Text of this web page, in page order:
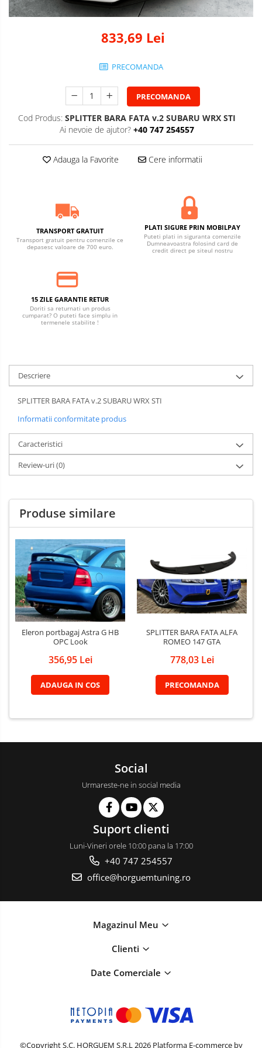
833,69 Lei
PRECOMANDA
PRECOMANDA
Cod Produs: SPLITTER BARA FATA v.2 SUBARU WRX STI
Ai nevoie de ajutor? +40 747 254557
Adauga la Favorite Cere informatii
TRANSPORT GRATUIT
Transport gratuit pentru comenzile ce
depasesc valoare de 700 euro.
PLATI SIGURE PRIN MOBILPAY
Puteti plati in siguranta comenzile
Dumneavoastra folosind card de
credit direct pe siteul nostru
15 ZILE GARANTIE RETUR
Doriti sa returnati un produs
cumparat? O puteti face simplu in
termenele stabilite !
Descriere
SPLITTER BARA FATA v.2 SUBARU WRX STI
Informatii conformitate produs
Caracteristici
Review-uri(0)
Produse similare
Eleron portbagaj Astra G HB
OPC Look
356,95 Lei
ADAUGA IN COS
SPLITTER BARA FATA ALFA
ROMEO 147 GTA
778,03 Lei
PRECOMANDA
Social
Urmareste-ne in social media
Suport clienti
Luni-Vineri orele 10:00 pana la 17:00
+40 747 254557
office@horguemtuning.ro
Magazinul Meu
Clienti
Date Comerciale
©Copyright S.C. HORGUEM S.R.L 2026 Platforma E-commerce by